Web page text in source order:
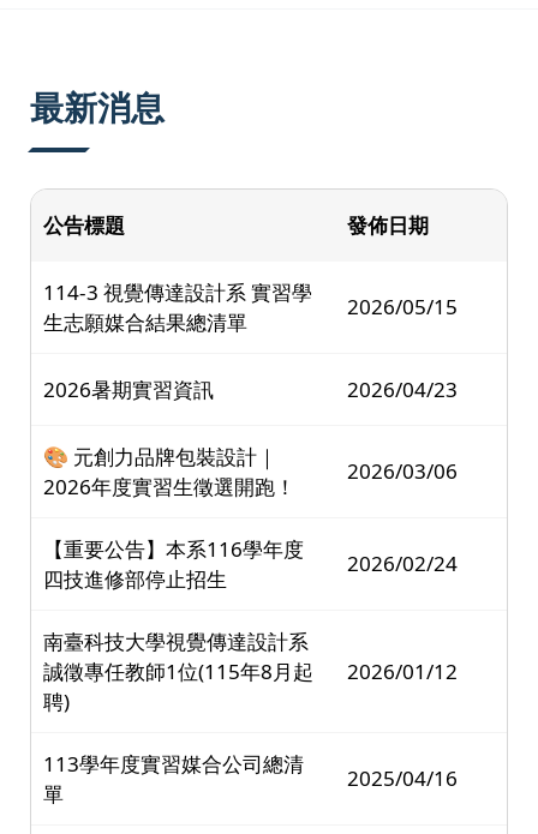
最新消息
公告標題 發佈日期
114-3 視覺傳達設計系 實習學
生志願媒合結果總清單
2026/05/15
2026暑期實習資訊 2026/04/23
🎨 元創力品牌包裝設計｜
2026年度實習生徵選開跑！
2026/03/06
【重要公告】本系116學年度
四技進修部停止招生
2026/02/24
南臺科技大學視覺傳達設計系
誠徵專任教師1位(115年8月起
聘)
2026/01/12
113學年度實習媒合公司總清
單
2025/04/16